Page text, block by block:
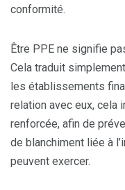
conformité.
Être PPE ne signifie
Cela traduit
les établissements
relation avec eux, cela
renforcée, afin de
de blanchiment liée à
peuvent exercer.